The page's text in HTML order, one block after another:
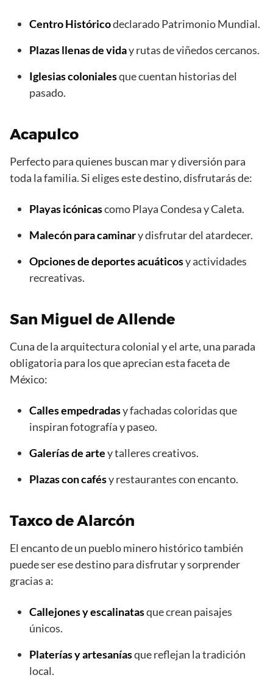
Centro Históricodeclarado Patrimonio Mundial.
Plazas llenas de viday rutas de viñedos cercanos.
Iglesias colonialesque cuentan historias del
pasado.
Acapulco
Perfecto para quienes buscan mar y diversión para
toda la familia. Si eliges este destino, disfrutarás de:
Playas icónicascomo Playa Condesa y Caleta.
Malecón para caminary disfrutar del atardecer.
Opciones de deportesacuáticosy actividades
recreativas.
San Miguel de Allende
Cuna de la arquitectura colonial y el arte, una parada
obligatoria para los que aprecian esta faceta de
México:
Calles empedradasy fachadas coloridas que
inspiran fotografía y paseo.
Galerías de artey talleres creativos.
Plazas con cafésy restaurantes con encanto.
Taxco de Alarcón
El encanto de un pueblo minero histórico también
puede ser ese destino para disfrutar y sorprender
gracias a:
Callejones y escalinatasque crean paisajes
únicos.
Platerías y artesaníasque reflejan la tradición
local.